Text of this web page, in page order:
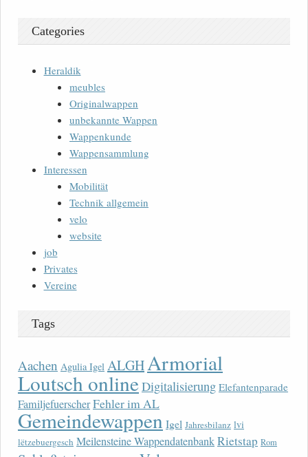
Categories
Heraldik
meubles
Originalwappen
unbekannte Wappen
Wappenkunde
Wappensammlung
Interessen
Mobilität
Technik allgemein
velo
website
job
Privates
Vereine
Tags
Aachen Agulia Igel ALGH Armorial
Loutsch onlineDigitalisierung Elefantenparade
FamiljefuerscherFehler im AL
Gemeindewappen Igel Jahresbilanz lvi
lëtzebuergesch Meilensteine WappendatenbankRietstap Rom